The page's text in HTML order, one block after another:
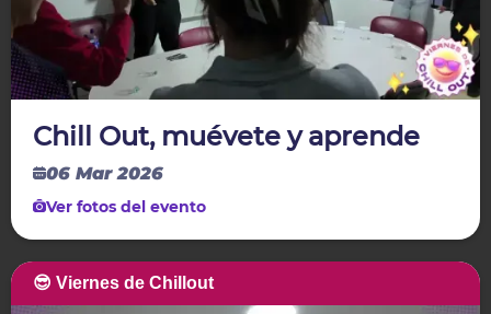
Chill Out, muévete y aprende
06 Mar 2026
Ver fotos del evento
😎 Viernes de Chillout